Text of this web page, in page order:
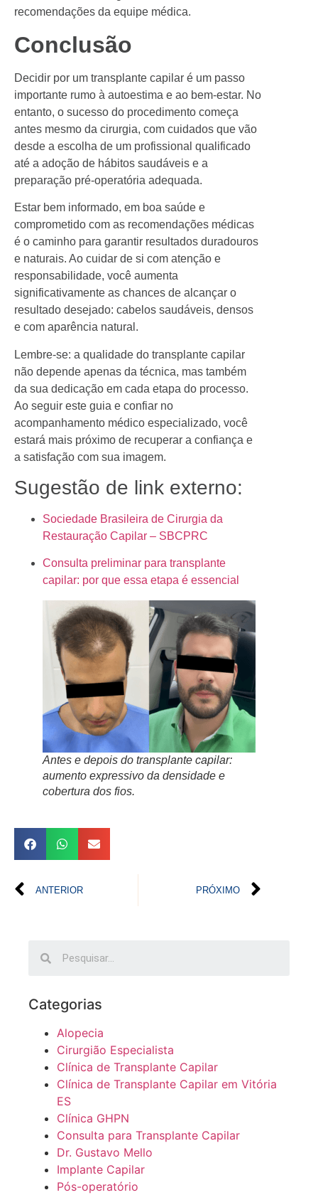
recomendações da equipe médica.
Conclusão
Decidir por um transplante capilar é um passo
importante rumo à autoestima e ao bem-estar. No
entanto, o sucesso do procedimento começa
antes mesmo da cirurgia, com cuidados que vão
desde a escolha de um profissional qualificado
até a adoção de hábitos saudáveis e a
preparação pré-operatória adequada.
Estar bem informado, em boa saúde e
comprometido com as recomendações médicas
é o caminho para garantir resultados duradouros
e naturais. Ao cuidar de si com atenção e
responsabilidade, você aumenta
significativamente as chances de alcançar o
resultado desejado: cabelos saudáveis, densos
e com aparência natural.
Lembre-se: a qualidade do transplante capilar
não depende apenas da técnica, mas também
da sua dedicação em cada etapa do processo.
Ao seguir este guia e confiar no
acompanhamento médico especializado, você
estará mais próximo de recuperar a confiança e
a satisfação com sua imagem.
Sugestão de link externo:
Sociedade Brasileira de Cirurgia da
Restauração Capilar – SBCPRC
Consulta preliminar para transplante
capilar: por que essa etapa é essencial
Antes e depois do transplante capilar:
aumento expressivo da densidade e
cobertura dos fios.
ANTERIOR PRÓXIMO
Categorias
Alopecia
Cirurgião Especialista
Clínica de Transplante Capilar
Clínica de Transplante Capilar em Vitória
ES
Clínica GHPN
Consulta para Transplante Capilar
Dr. Gustavo Mello
Implante Capilar
Pós-operatório